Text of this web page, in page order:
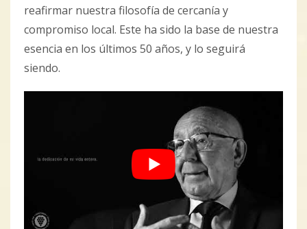
reafirmar nuestra filosofía de cercanía y
compromiso local. Este ha sido la base de nuestra
esencia en los últimos 50 años, y lo seguirá
siendo.